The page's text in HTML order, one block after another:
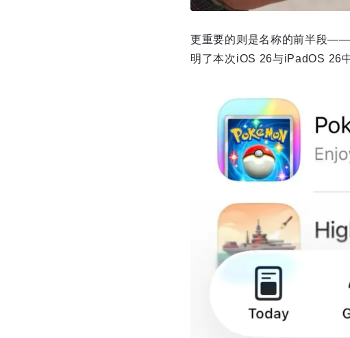
更重要的则是名称的前半段
明了本次iOS 26与iPadOS 26